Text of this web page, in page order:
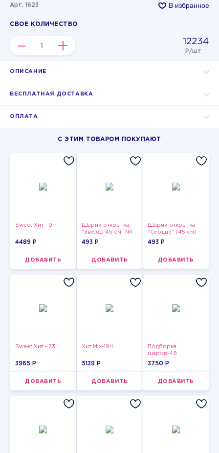
Арт. 1623 В избранное
СВОЕ КОЛИЧЕСТВО
– + 12234
Р/шт
ОПИСАНИЕ
БЕСПЛАТНАЯ ДОСТАВКА
ОПЛАТА
С ЭТИМ ТОВАРОМ ПОКУПАЮТ
Sweet Хит - 9
4489 P
ДОБАВИТЬ
Шарик-открытка
"Звезда 45 см" №1
493 P
ДОБАВИТЬ
Шарик-открытка
"Сердце" (45 см) -
2
493 P
ДОБАВИТЬ
Sweet Хит - 23
3965 P
ДОБАВИТЬ
Хит Mix-194
5139 P
ДОБАВИТЬ
Подборка
шаров-48
3750 P
ДОБАВИТЬ